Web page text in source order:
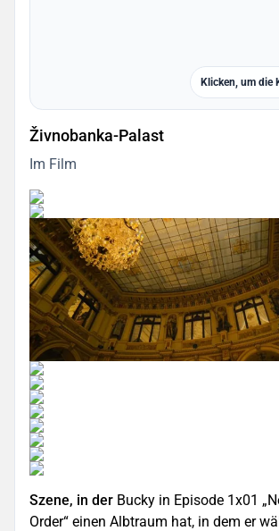
Klicken, um die
Živnobanka-Palast
Im Film
Szene, in der Bucky in Episode 1x01
Order“ einen Albtraum hat, in dem er